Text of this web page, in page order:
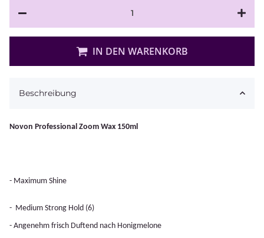
IN DEN WARENKORB
Beschreibung
Novon Professional Zoom Wax 150ml
- Maximum Shine
- Medium Strong Hold (6)
- Angenehm frisch Duftend nach Honigmelone